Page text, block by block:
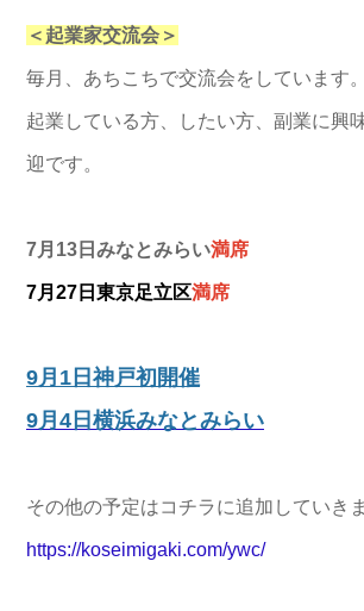
＜起業家交流会＞
毎月、あちこちで交流会をしています。
起業している方、したい方、副業に興
迎です。
7月13日みなとみらい満席
7月27日東京足立区満席
9月1日神戸初開催
9月4日横浜みなとみらい
その他の予定はコチラに追加していき
https://koseimigaki.com/ywc/